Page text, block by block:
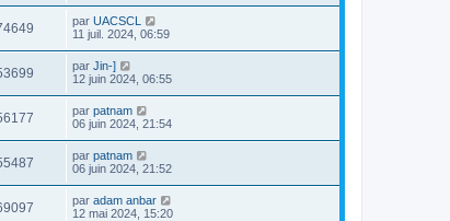
par UACSCL
11 juil. 2024, 06:59
par Jin-]
12 juin 2024, 06:55
par patnam
06 juin 2024, 21:54
par patnam
06 juin 2024, 21:52
par adam anbar
12 mai 2024, 15:20